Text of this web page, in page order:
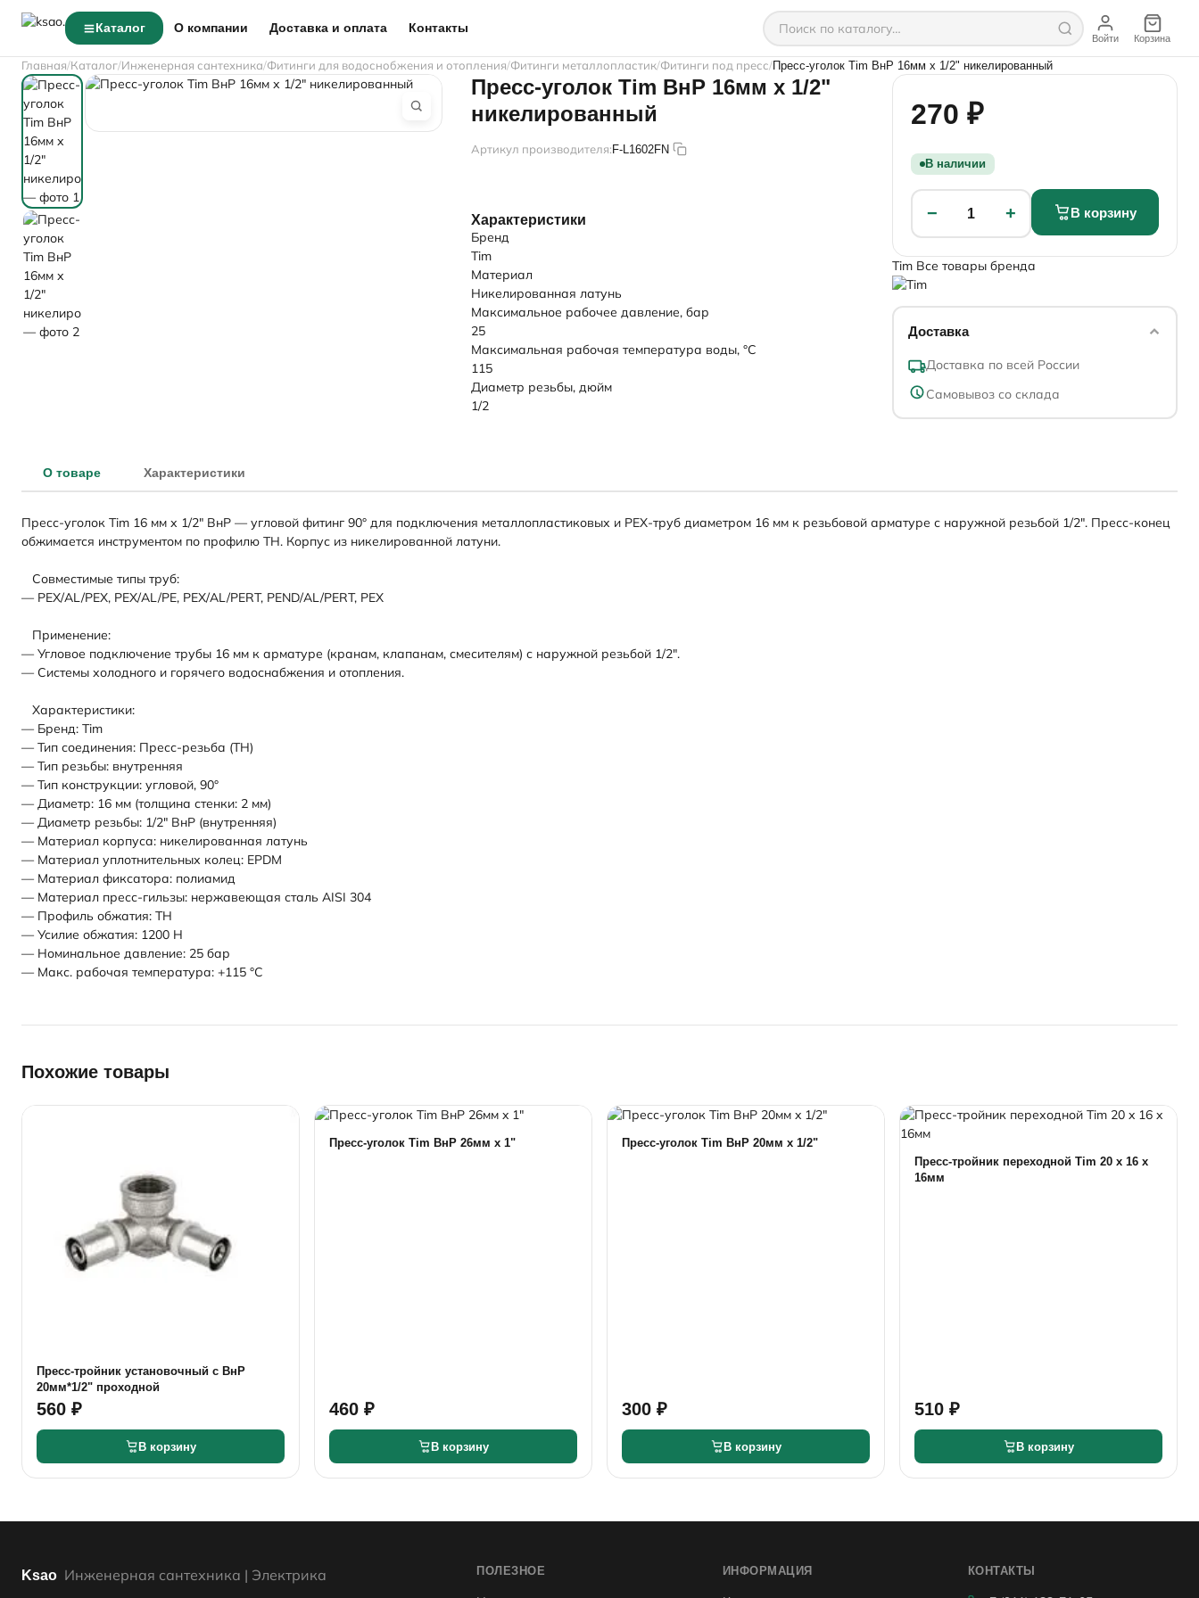
Каталог О компании Доставка и оплата Контакты
Войти Корзина
Главная Каталог Инженерная сантехника Фитинги для водоснобжения и отопления Фитинги металлопластик Фитинги под пресс Пресс-уголок Tim ВнР 16мм х 1/2" никелированный
Пресс-уголок Tim ВнР 16мм х 1/2"
никелированный
Артикул производителя:F-L1602FN
270 ₽
В наличии
− 1 + В корзину
Tim Все товары бренда
Доставка
Доставка по всей России
Самовывоз со склада
Характеристики
Бренд
Tim
Материал
Никелированная латунь
Максимальное рабочее давление, бар
25
Максимальная рабочая температура воды, °C
115
Диаметр резьбы, дюйм
1/2
О товаре Характеристики
Пресс-уголок Tim 16 мм х 1/2" ВнР — угловой фитинг 90° для подключения металлопластиковых и PEX-труб диаметром 16 мм к резьбовой арматуре с наружной резьбой 1/2". Пресс-конец
обжимается инструментом по профилю TH. Корпус из никелированной латуни.
Совместимые типы труб:
— PEX/AL/PEX, PEX/AL/PE, PEX/AL/PERT, PEND/AL/PERT, PEX
Применение:
— Угловое подключение трубы 16 мм к арматуре (кранам, клапанам, смесителям) с наружной резьбой 1/2".
— Системы холодного и горячего водоснабжения и отопления.
Характеристики:
— Бренд: Tim
— Тип соединения: Пресс-резьба (TH)
— Тип резьбы: внутренняя
— Тип конструкции: угловой, 90°
— Диаметр: 16 мм (толщина стенки: 2 мм)
— Диаметр резьбы: 1/2" ВнР (внутренняя)
— Материал корпуса: никелированная латунь
— Материал уплотнительных колец: EPDM
— Материал фиксатора: полиамид
— Материал пресс-гильзы: нержавеющая сталь AISI 304
— Профиль обжатия: TH
— Усилие обжатия: 1200 Н
— Номинальное давление: 25 бар
— Макс. рабочая температура: +115 °C
Похожие товары
Пресс-тройник установочный с ВнР
20мм*1/2" проходной
560 ₽
В корзину
Пресс-уголок Tim ВнР 26мм x 1"
460 ₽
В корзину
Пресс-уголок Tim ВнР 20мм x 1/2"
300 ₽
В корзину
Пресс-тройник переходной Tim 20 x 16 x
16мм
510 ₽
В корзину
Ksao Инженерная сантехника | Электрика ПОЛЕЗНОЕ ИНФОРМАЦИЯ КОНТАКТЫ